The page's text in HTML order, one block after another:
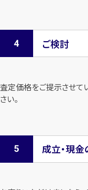
ご検討
査定価格をご提示させて
さい。
成立・現